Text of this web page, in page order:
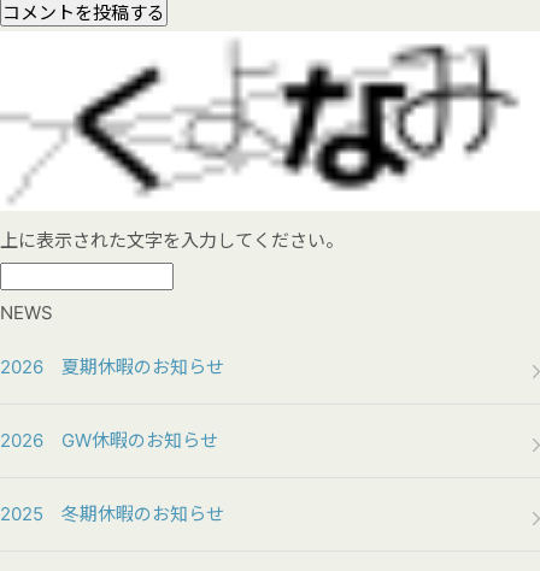
上に表示された文字を入力してください。
NEWS
2026 夏期休暇のお知らせ
2026 GW休暇のお知らせ
2025 冬期休暇のお知らせ